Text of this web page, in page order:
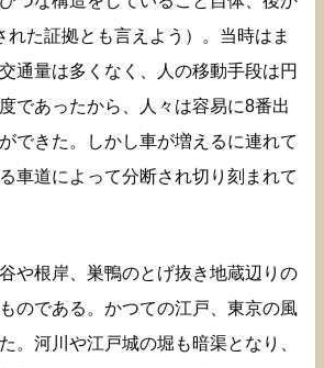
れた証拠とも言えよう）。当時はま
通量は多くなく、人の移動手段は円
であったから、人々は容易に8番出
できた。しかし車が増えるに連れて
車道によって分断され切り刻まれて
や根岸、巣鴨のとげ抜き地蔵辺りの
のである。かつての江戸、東京の風
。河川や江戸城の堀も暗渠となり、